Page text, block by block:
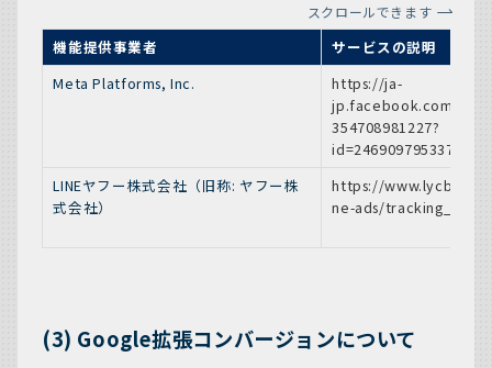
スクロールできます
機能提供事業者
サービスの説明
Meta Platforms, Inc.
https://ja-
jp.facebook.com/
354708981227?
id=2469097953376494
LINEヤフー株式会社（旧称: ヤフー株
式会社）
https://
ne-ads/tracking_006/
(3) Google拡張コンバージョンについて